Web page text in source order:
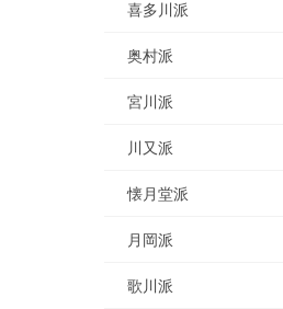
喜多川派
奥村派
宮川派
川又派
懐月堂派
月岡派
歌川派